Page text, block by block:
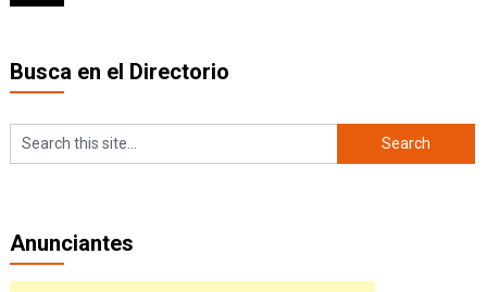
Busca en el Directorio
Anunciantes